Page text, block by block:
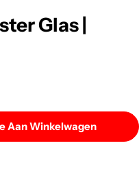
Glas |
Bambi | Cotton
Voor Bambi |
Aan Winkelwagen